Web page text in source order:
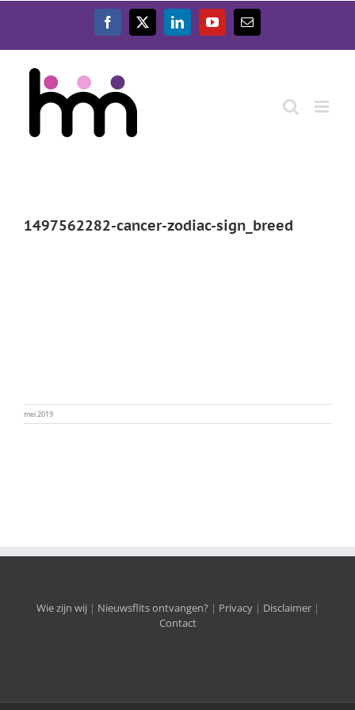
Facebook
X LinkedInYouTube
E-
mail
1497562282-cancer-zodiac-sign_breed
mei 2019
Wie zijn wij | Nieuwsflits ontvangen? | Privacy| Disclaimer|
Contact